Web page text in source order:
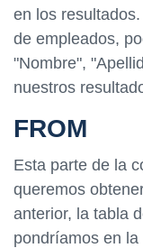
en los
de empleados,
"Nombre",
nuestros
FROM
Esta parte de la
queremos
anterior, la tabla
pondríamos en